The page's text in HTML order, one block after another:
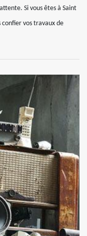
Si vous êtes à Saint
confier vos travaux de